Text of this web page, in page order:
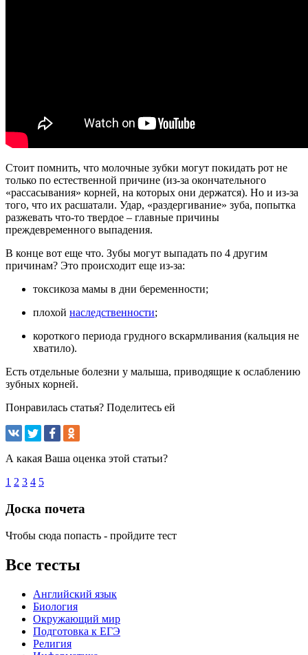
Стоит помнить, что молочные зубки могут покидать рот не
только по естественной причине (из-за окончательного
«рассасывания» корней, на которых они держатся). Но и из-за
того, что их расшатали. Удар, «раздергивание» зуба, попытка
разжевать что-то твердое – главные причины
преждевременного выпадения.
В конце вот еще что. Зубы могут выпадать по 4 другим
причинам? Это происходит еще из-за:
токсикоза мамы в дни беременности;
плохой наследственности;
короткого периода грудного вскармливания (кальция не
хватило).
Есть отдельные болезни у малыша, приводящие к ослаблению
зубных корней.
Понравилась статья? Поделитесь ей
А какая Ваша оценка этой статьи?
1 2 3 4 5
Доска почета
Чтобы сюда попасть - пройдите тест
Все тесты
Английский язык
Биология
Окружающий мир
Подготовка к ЕГЭ
Религия